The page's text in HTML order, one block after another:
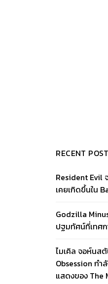
RECENT
Resident Evil
เคยเกิดขึ้นใน
Godzilla
ปฐมทัศน์ที่เทศ
ไมเคิล จอห์นส
Obsession กำ
แสดงของ The